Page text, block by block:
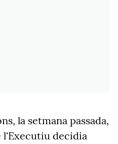
la setmana passada,
decidia